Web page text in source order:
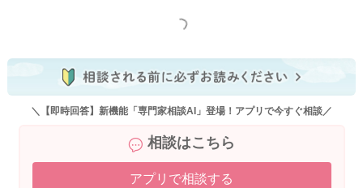
もっと見る
＼【即時回答】新機能「専門家相談AI」登場！アプリで今すぐ相談／
相談はこちら
アプリで相談する